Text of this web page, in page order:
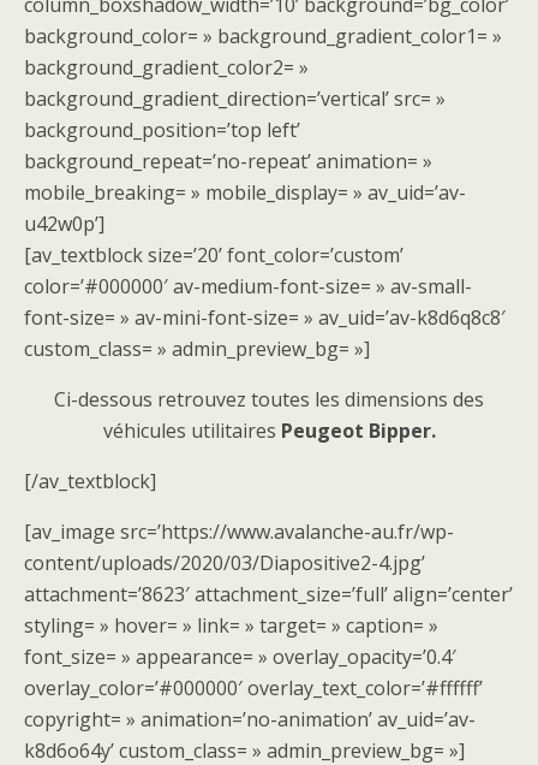
background_color= » background_gradient_color1= »
background_gradient_color2= »
background_gradient_direction=’vertical’ src= »
background_position=’top left’
background_repeat=’no-repeat’ animation= »
mobile_breaking= » mobile_display= » av_uid=’av-
u42w0p’]
[av_textblock size=’20’ font_color=’custom’
color=’#000000′ av-medium-font-size= » av-small-
font-size= » av-mini-font-size= » av_uid=’av-k8d6q8c8′
custom_class= » admin_preview_bg= »]
Ci-dessous retrouvez toutes les dimensions des
véhicules utilitaires Peugeot Bipper.
[/av_textblock]
[av_image src=’https://www.avalanche-au.fr/wp-
content/uploads/2020/03/Diapositive2-4.jpg’
attachment=’8623′ attachment_size=’full’ align=’center’
styling= » hover= » link= » target= » caption= »
font_size= » appearance= » overlay_opacity=’0.4′
overlay_color=’#000000′ overlay_text_color=’#ffffff’
copyright= » animation=’no-animation’ av_uid=’av-
k8d6o64y’ custom_class= » admin_preview_bg= »]